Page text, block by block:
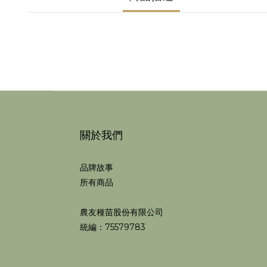
關於我們
品牌故事
所有商品
農友種苗股份有限公司
統編：75579783